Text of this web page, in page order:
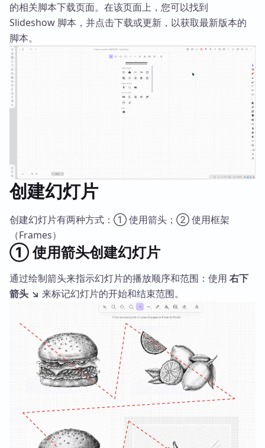
的相关脚本下载页面。在该页面上，您可以找到
Slideshow 脚本，并点击下载或更新，以获取最新版本的
脚本。
创建幻灯片
创建幻灯片有两种方式：① 使用箭头；② 使用框架
（Frames）
① 使用箭头创建幻灯片
通过绘制箭头来指示幻灯片的播放顺序和范围：使用 右下
箭头 ↘ 来标记幻灯片的开始和结束范围。